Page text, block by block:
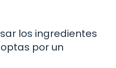
los ingredientes
por un